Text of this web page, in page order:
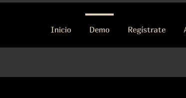
Inicio Demo Regístrate